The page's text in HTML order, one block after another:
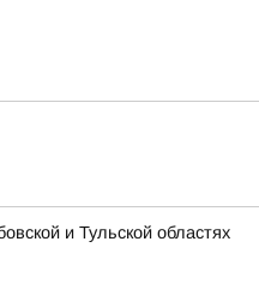
и Тульской областях